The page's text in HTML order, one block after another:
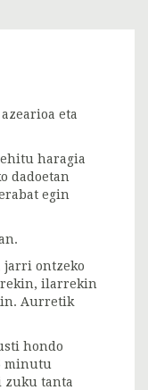
eta
haragia
dadoetan
egin
jarri ontzeko
ilarrekin
Aurretik
hondo
minutu
zuku tanta